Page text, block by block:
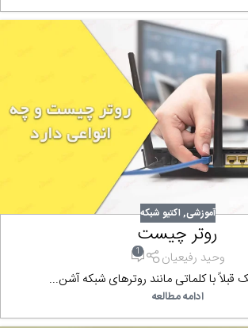
آموزشی, اکتیو شبکه
روتر چیست
وحید رفیعیان 1
با کلماتی مانند روترهای شبکه آشن...
ادامه مطالعه